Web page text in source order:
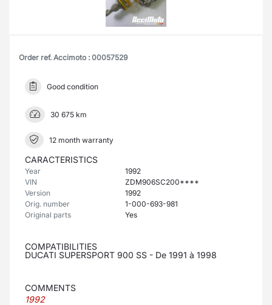
Order ref. Accimoto : 00057529
Good condition
30 675 km
12 month warranty
CARACTERISTICS
Year
1992
VIN
ZDM906SC200****
Version
1992
Orig. number
1-000-693-981
Original parts
Yes
COMPATIBILITIES
DUCATI SUPERSPORT 900 SS - De 1991 à 1998
COMMENTS
1992